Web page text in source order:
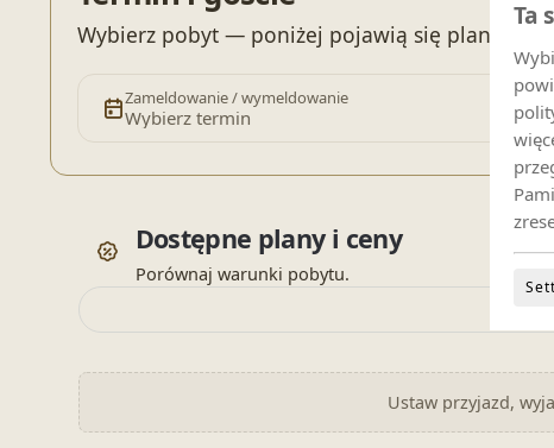
Wybierz pobyt — poniżej pojawią się plany
Zameldowanie / wymeldowanie
Wybierz termin
Dostępne plany i ceny
Porównaj warunki pobytu.
Ustaw przyjazd,
Ta